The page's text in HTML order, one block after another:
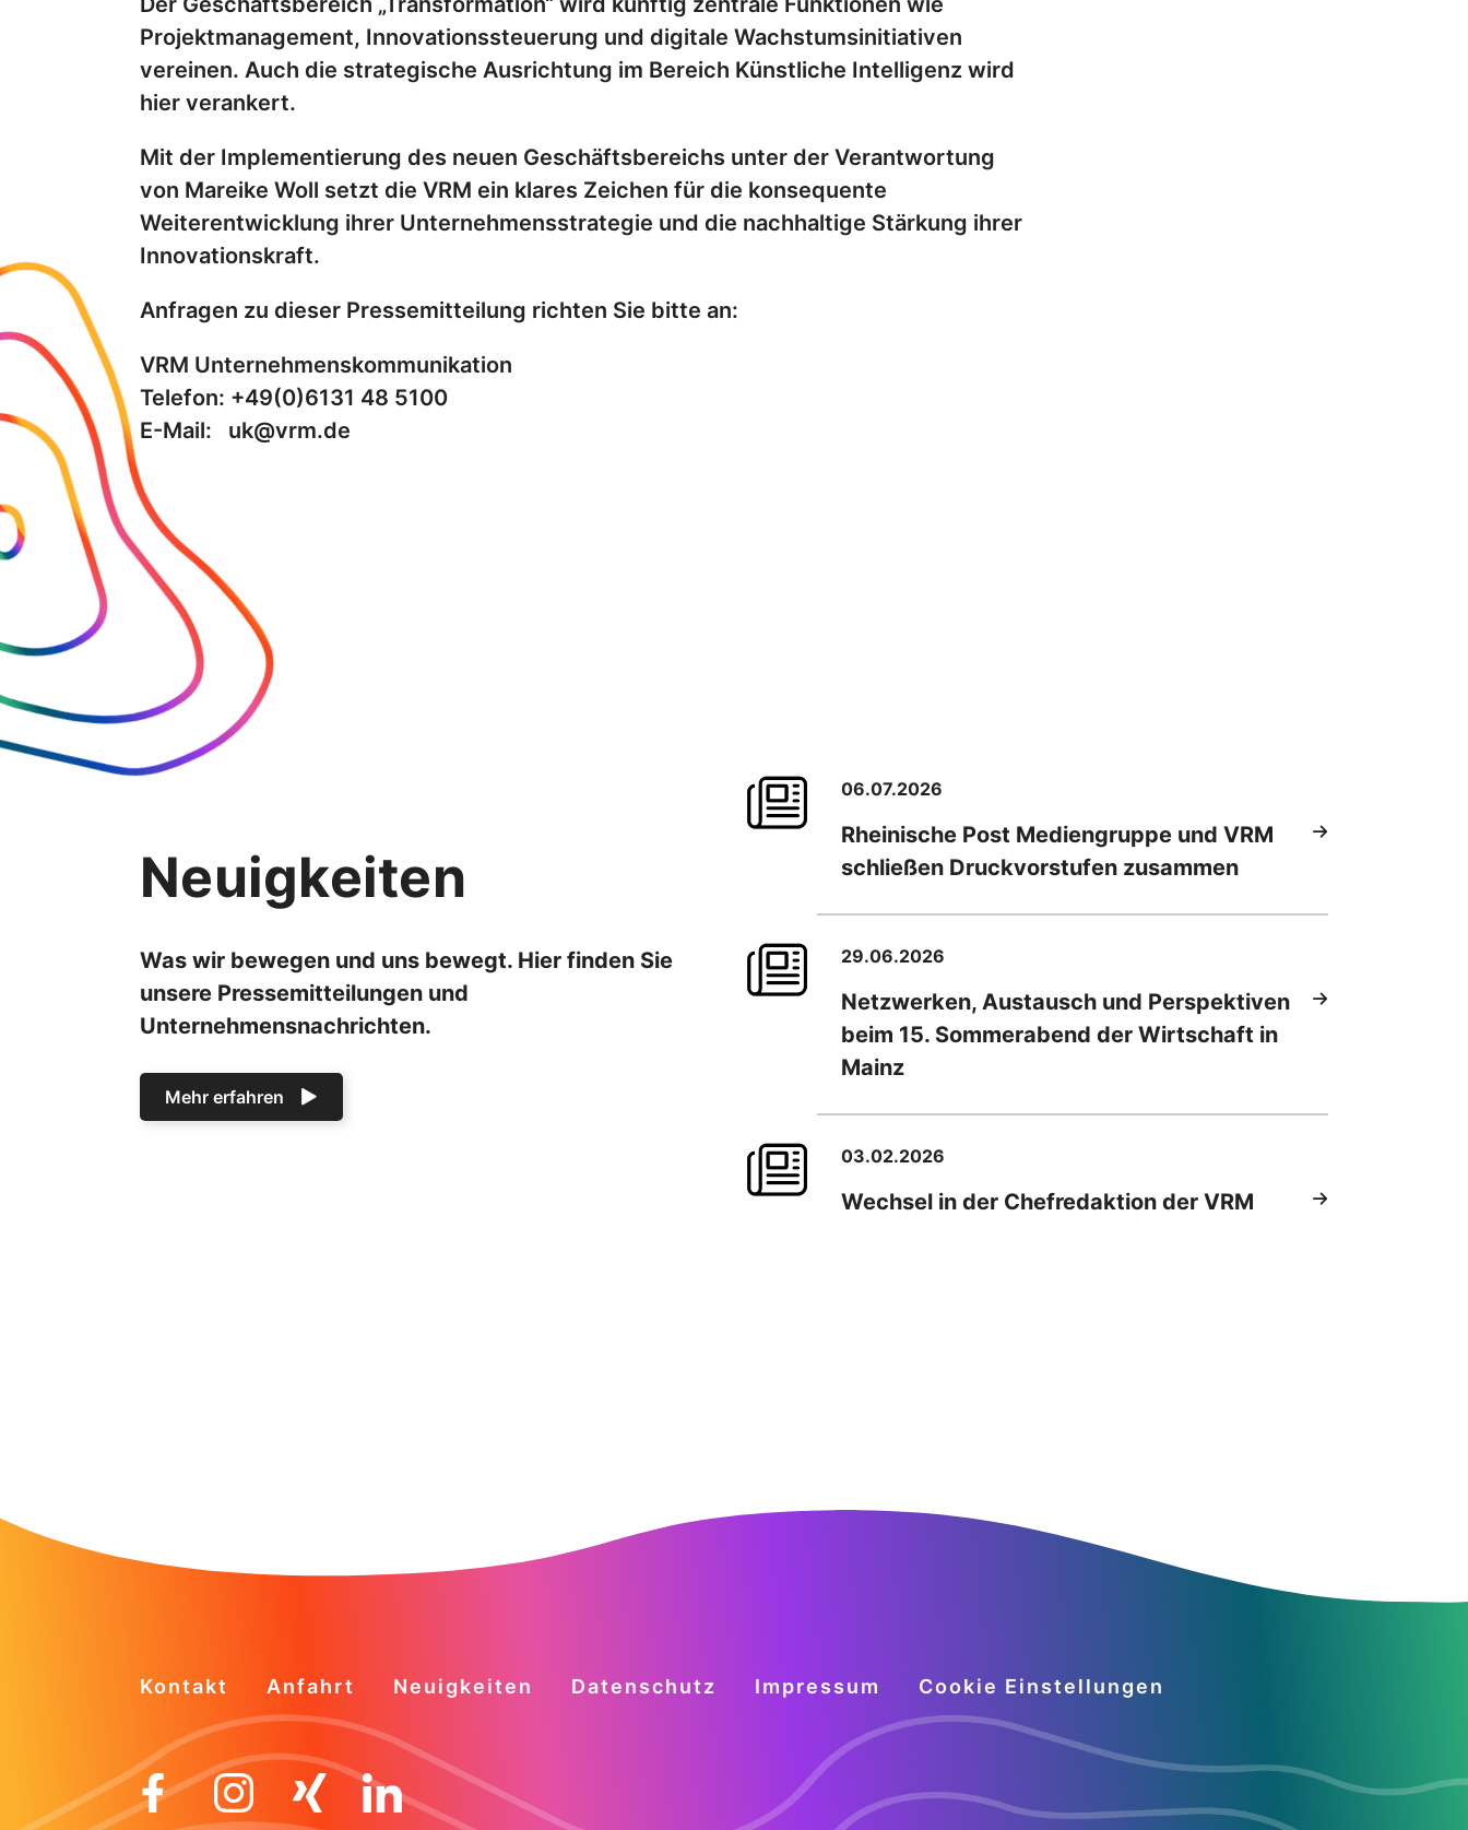
Projektmanagement, Innovationssteuerung und digitale Wachstumsinitiativen
vereinen. Auch die strategische Ausrichtung im Bereich Künstliche Intelligenz wird
hier verankert.
Mit der Implementierung des neuen Geschäftsbereichs unter der Verantwortung
von Mareike Woll setzt die VRM ein klares Zeichen für die konsequente
Weiterentwicklung ihrer Unternehmensstrategie und die nachhaltige Stärkung ihrer
Innovationskraft.
Anfragen zu dieser Pressemitteilung richten Sie bitte an:
VRM Unternehmenskommunikation
Telefon: +49(0)6131 48 5100
E-Mail: uk@vrm.de
Neuigkeiten
Was wir bewegen und uns bewegt. Hier finden Sie
unsere Pressemitteilungen und
Unternehmensnachrichten.
Mehr erfahren
06.07.2026
Rheinische Post Mediengruppe und VRM
schließen Druckvorstufen zusammen
29.06.2026
Netzwerken, Austausch und Perspektiven
beim 15. Sommerabend der Wirtschaft in
Mainz
03.02.2026
Wechsel in der Chefredaktion der VRM
Kontakt Anfahrt Neuigkeiten Datenschutz Impressum Cookie Einstellungen